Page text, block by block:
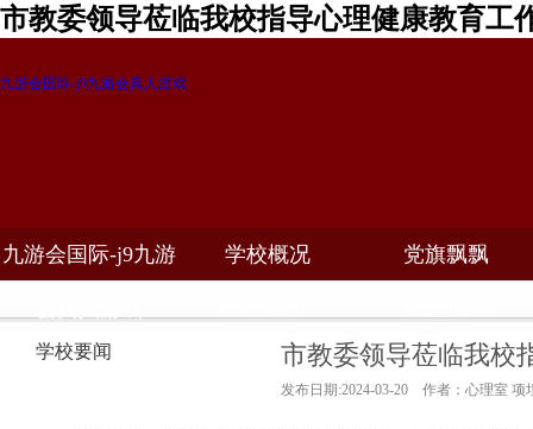
市教委领导莅临我校指导心理健康教育工
九游会国际-j9九游会真人游戏
九游会国际-j9九游 学校概况 党旗飘飘
学校要闻 市教委领导莅临我校
发布日期:2024-03-20 作者：心理室 项